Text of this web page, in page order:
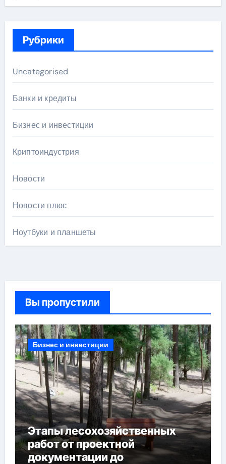
Рубрики
Uncategorised
Банки и кредиты
Бизнес и инвестиции
Криптоиндустрия
Новости
Новости плюс
Ноутбуки и планшеты
Вы пропустили
Бизнес и инвестиции
Этапы лесохозяйственных
работ от проектной
документации до